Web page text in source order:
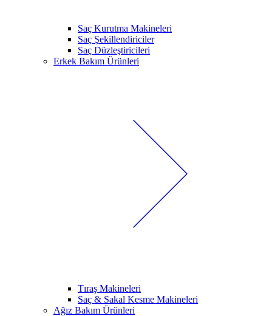
Saç Kurutma Makineleri
Saç Şekillendiriciler
Saç Düzleştiricileri
Erkek Bakım Ürünleri
Tıraş Makineleri
Saç & Sakal Kesme Makineleri
Ağız Bakım Ürünleri